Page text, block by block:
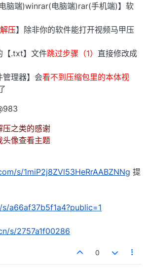
脑端)winrar(电脑端)rar(手机端)】软
压】除非你的软件能打开视频马甲压
【.txt】文件跳过步骤（1） 直接修改成
管理器】会看不到压缩包里的本体视
压之类的感谢
头像查看主题
s/1miP2j8ZVl53HeRrAABZNNg 提
a66af37b5f1a4?public=1
s/2757a1f00286
0